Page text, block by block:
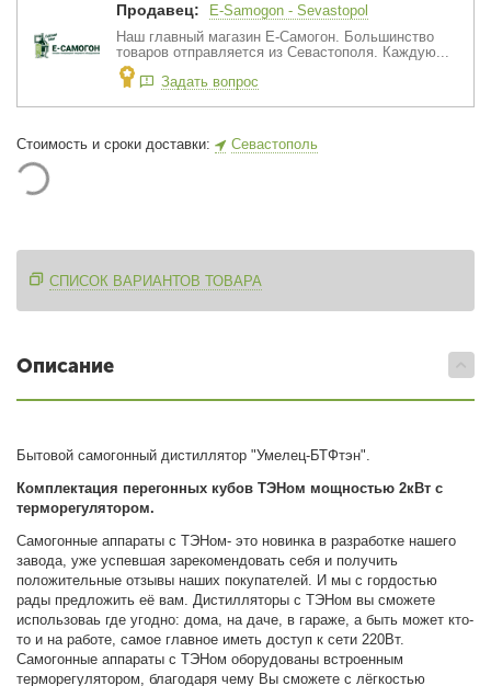
Продавец:
E-Samogon - Sevastopol
Наш главный магазин Е-Самогон. Большинство
товаров отправляется из Севастополя. Каждую...
Задать вопрос
Стоимость и сроки доставки: Севастополь
СПИСОК ВАРИАНТОВ ТОВАРА
Описание
Бытовой самогонный дистиллятор "Умелец-БТФтэн".
Комплектация перегонных кубов ТЭНом мощностью 2кВт с
терморегулятором.
Самогонные аппараты с ТЭНом- это новинка в разработке нашего
завода, уже успевшая зарекомендовать себя и получить
положительные отзывы наших покупателей. И мы с гордостью
рады предложить её вам. Дистилляторы с ТЭНом вы сможете
использоваь где угодно: дома, на даче, в гараже, а быть может кто-
то и на работе, самое главное иметь доступ к сети 220Вт.
Самогонные аппараты с ТЭНом оборудованы встроенным
терморегулятором, благодаря чему Вы сможете с лёгкостью